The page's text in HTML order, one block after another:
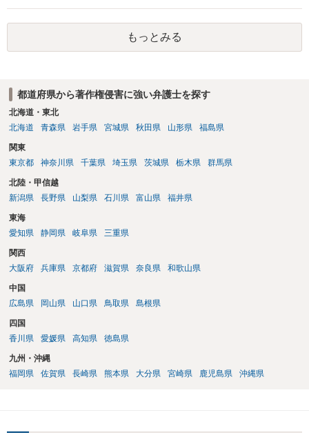
た、改変・SNS掲載が認められたオープンライセンス素材を、利用条
件に従って使う方法もあります。トレースした図を残したい場合は、
自分だけの学習用にとどめるのが安全です。
もっとみる
都道府県から著作権侵害に強い弁護士を探す
北海道・東北
北海道
青森県 岩手県 宮城県 秋田県 山形県 福島県
関東
東京都
神奈川県 千葉県 埼玉県 茨城県 栃木県 群馬県
北陸・甲信越
新潟県
長野県 山梨県 石川県 富山県 福井県
東海
愛知県
静岡県 岐阜県 三重県
関西
大阪府
兵庫県 京都府 滋賀県 奈良県 和歌山県
中国
広島県
岡山県 山口県 鳥取県 島根県
四国
香川県
愛媛県 高知県 徳島県
九州・沖縄
福岡県
佐賀県 長崎県 熊本県 大分県 宮崎県 鹿児島県 沖縄県